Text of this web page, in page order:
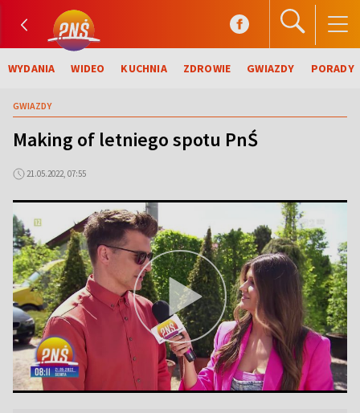
WYDANIA WIDEO KUCHNIA ZDROWIE GWIAZDY PORADY
GWIAZDY
Making of letniego spotu PnŚ
21.05.2022, 07:55